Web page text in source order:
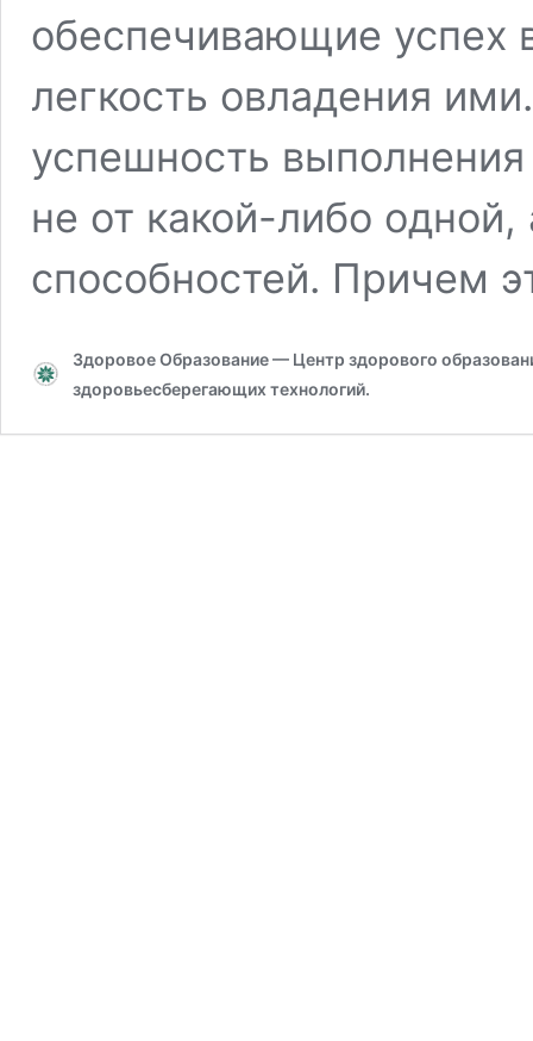
обеспечивающие успех
легкость овладения
успешность
не от какой-либо
способностей. Причем
Здоровое Образование — Центр здорового
здоровьесберегающих технологий.